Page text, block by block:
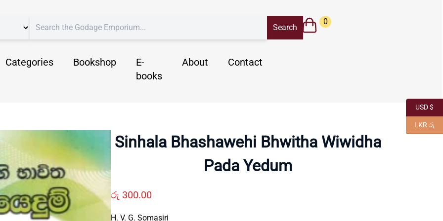
Categories Bookshop
E-
books
About Contact
0
Sinhala Bhashawehi Bhwitha Wiwidha
Pada Yedum
රු 300.00
H. V. G. Somasiri
USD $
LKR රු